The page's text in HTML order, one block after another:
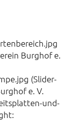
Burghof e.
(Slider-
e. V.
und-